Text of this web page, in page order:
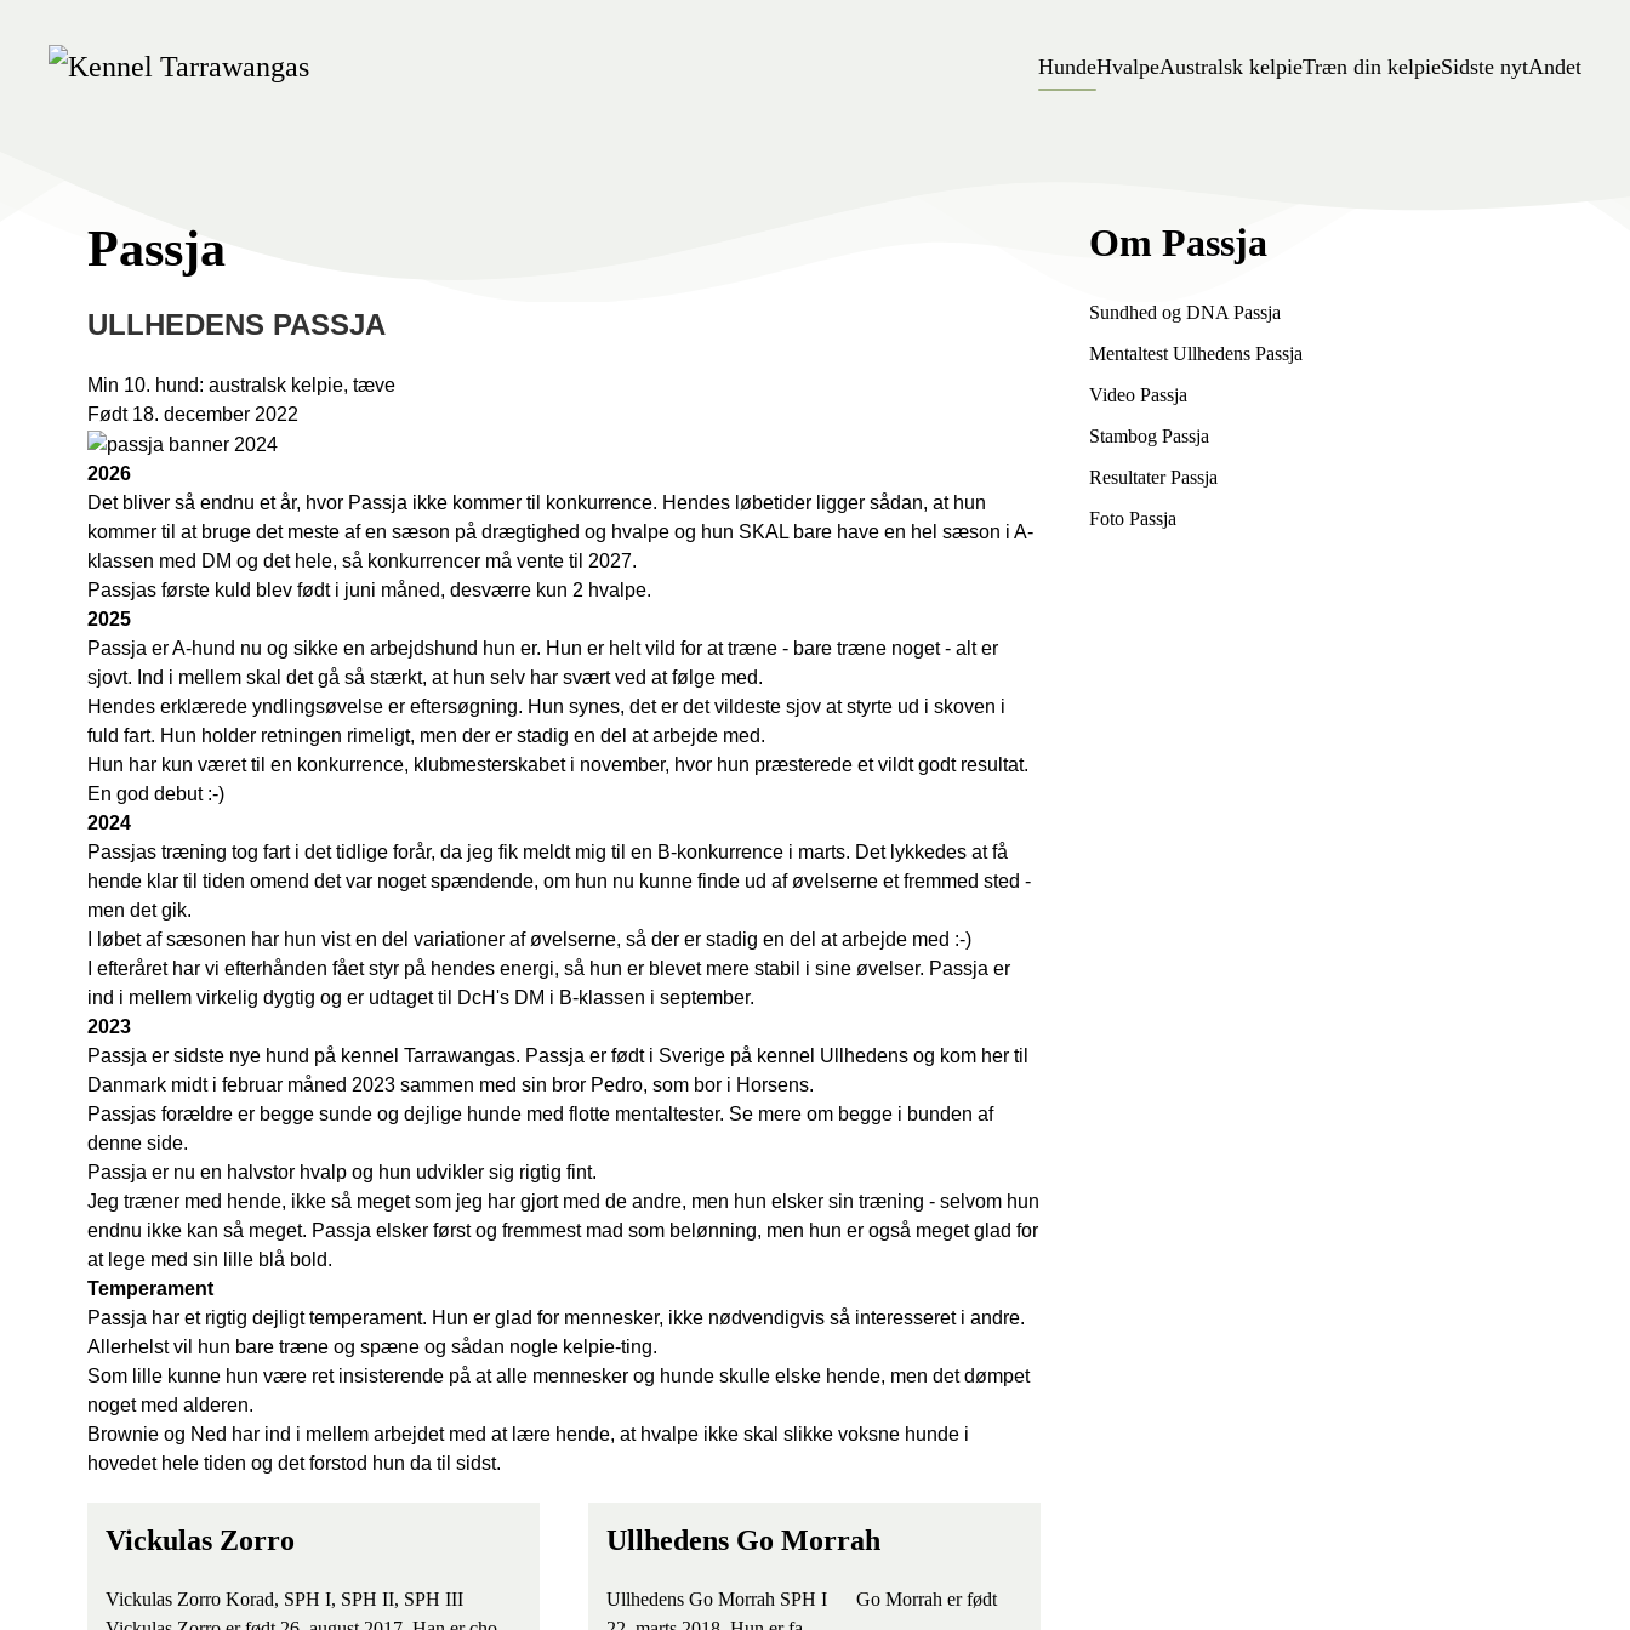
Skip
HundeHvalpeAustralsk kelpieTræn din kelpieSidste nytAndet
Passja
ULLHEDENS PASSJA
Min 10. hund: australsk kelpie, tæve
Født 18. december 2022
2026
Det bliver så endnu et år, hvor Passja ikke kommer til konkurrence. Hendes løbetider ligger sådan, at hun
kommer til at bruge det meste af en sæson på drægtighed og hvalpe og hun SKAL bare have en hel sæson i A-
klassen med DM og det hele, så konkurrencer må vente til 2027.
Passjas første kuld blev født i juni måned, desværre kun 2 hvalpe.
2025
Passja er A-hund nu og sikke en arbejdshund hun er. Hun er helt vild for at træne - bare træne noget - alt er
sjovt. Ind i mellem skal det gå så stærkt, at hun selv har svært ved at følge med.
Hendes erklærede yndlingsøvelse er eftersøgning. Hun synes, det er det vildeste sjov at styrte ud i skoven i
fuld fart. Hun holder retningen rimeligt, men der er stadig en del at arbejde med.
Hun har kun været til en konkurrence, klubmesterskabet i november, hvor hun præsterede et vildt godt resultat.
En god debut :-)
2024
Passjas træning tog fart i det tidlige forår, da jeg fik meldt mig til en B-konkurrence i marts. Det lykkedes at få
hende klar til tiden omend det var noget spændende, om hun nu kunne finde ud af øvelserne et fremmed sted -
men det gik.
I løbet af sæsonen har hun vist en del variationer af øvelserne, så der er stadig en del at arbejde med :-)
I efteråret har vi efterhånden fået styr på hendes energi, så hun er blevet mere stabil i sine øvelser. Passja er
ind i mellem virkelig dygtig og er udtaget til DcH's DM i B-klassen i september.
2023
Passja er sidste nye hund på kennel Tarrawangas. Passja er født i Sverige på kennel Ullhedens og kom her til
Danmark midt i februar måned 2023 sammen med sin bror Pedro, som bor i Horsens.
Passjas forældre er begge sunde og dejlige hunde med flotte mentaltester. Se mere om begge i bunden af
denne side.
Passja er nu en halvstor hvalp og hun udvikler sig rigtig fint.
Jeg træner med hende, ikke så meget som jeg har gjort med de andre, men hun elsker sin træning - selvom hun
endnu ikke kan så meget. Passja elsker først og fremmest mad som belønning, men hun er også meget glad for
at lege med sin lille blå bold.
Temperament
Passja har et rigtig dejligt temperament. Hun er glad for mennesker, ikke nødvendigvis så interesseret i andre.
Allerhelst vil hun bare træne og spæne og sådan nogle kelpie-ting.
Som lille kunne hun være ret insisterende på at alle mennesker og hunde skulle elske hende, men det dømpet
noget med alderen.
Brownie og Ned har ind i mellem arbejdet med at lære hende, at hvalpe ikke skal slikke voksne hunde i
hovedet hele tiden og det forstod hun da til sidst.
Vickulas Zorro
Vickulas Zorro Korad, SPH I, SPH II, SPH III
Ullhedens Go Morrah
Ullhedens Go Morrah SPH I Go Morrah er født
Om Passja
Sundhed og DNA Passja
Mentaltest Ullhedens Passja
Video Passja
Stambog Passja
Resultater Passja
Foto Passja